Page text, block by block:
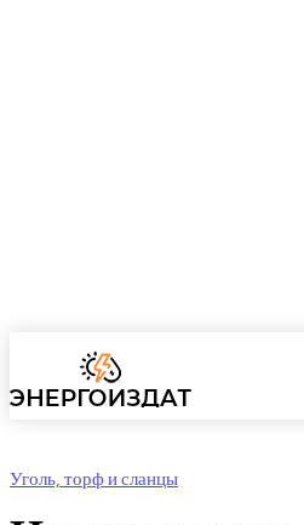
Уголь, торф и сланцы